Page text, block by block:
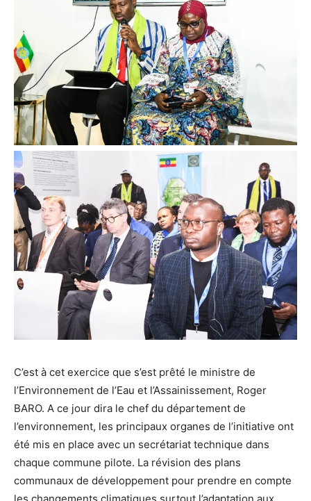
C’est à cet exercice que s’est prêté le ministre de
l’Environnement de l’Eau et l’Assainissement, Roger
BARO. A ce jour dira le chef du département de
l’environnement, les principaux organes de l’initiative ont
été mis en place avec un secrétariat technique dans
chaque commune pilote. La révision des plans
communaux de développement pour prendre en compte